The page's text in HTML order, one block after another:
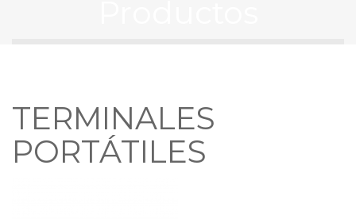
TERMINALES
PORTÁTILES